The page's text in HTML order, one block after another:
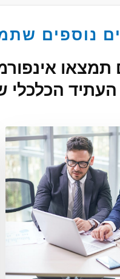
נוספים
העתיד הכלכלי